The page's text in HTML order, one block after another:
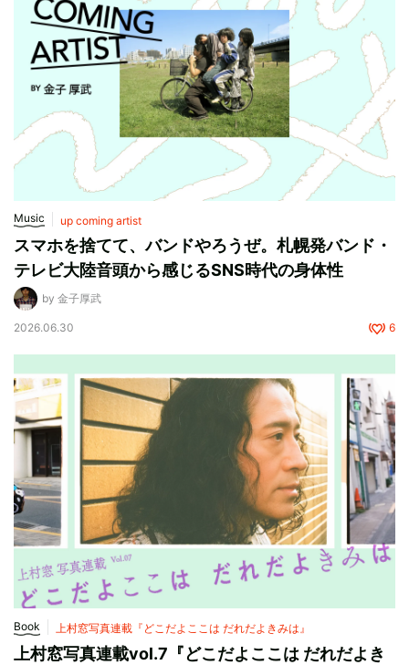
Music up coming artist
スマホを捨てて、バンドやろうぜ。札幌発バンド・
テレビ大陸音頭から感じるSNS時代の身体性
by 金子厚武
2026.06.30 6
Book 上村窓写真連載『どこだよここは だれだよきみは』
上村窓写真連載vol.7『どこだよここは だれだよき